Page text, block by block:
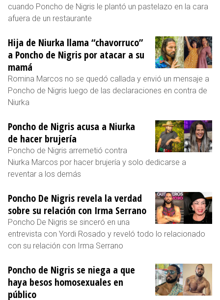
cuando Poncho de Nigris le plantó un pastelazo en la cara
afuera de un restaurante
Hija de Niurka llama “chavorruco”
a Poncho de Nigris por atacar a su
mamá
Romina Marcos no se quedó callada y envió un mensaje a
Poncho de Nigris luego de las declaraciones en contra de
Niurka
Poncho de Nigris acusa a Niurka
de hacer brujería
Poncho de Nigris arremetió contra
Niurka Marcos por hacer brujería y solo dedicarse a
reventar a los demás
Poncho De Nigris revela la verdad
sobre su relación con Irma Serrano
Poncho De Nigris se sinceró en una
entrevista con Yordi Rosado y reveló todo lo relacionado
con su relación con Irma Serrano
Poncho de Nigris se niega a que
haya besos homosexuales en
público